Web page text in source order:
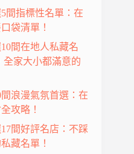
間指標性名單：在
袋清單！
間在地人私藏名
全家大小都滿意的
浪漫氣氛首選：在
攻略！
間好評名店：不踩
藏名單！